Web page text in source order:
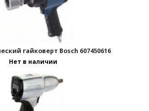
гайковерт Bosch 607450616
Нет в наличии